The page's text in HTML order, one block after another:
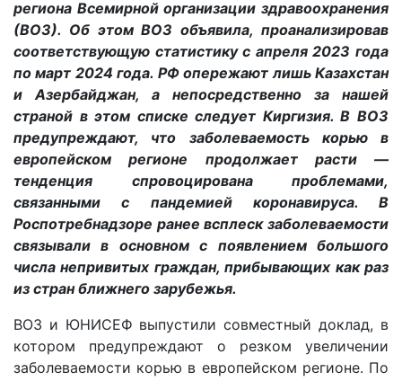
региона Всемирной организации здравоохранения
(ВОЗ). Об этом ВОЗ объявила, проанализировав
соответствующую статистику с апреля 2023 года
по март 2024 года. РФ опережают лишь Казахстан
и Азербайджан, а непосредственно за нашей
страной в этом списке следует Киргизия. В ВОЗ
предупреждают, что заболеваемость корью в
европейском регионе продолжает расти —
тенденция спровоцирована проблемами,
связанными с пандемией коронавируса. В
Роспотребнадзоре ранее всплеск заболеваемости
связывали в основном с появлением большого
числа непривитых граждан, прибывающих как раз
из стран ближнего зарубежья.
ВОЗ и ЮНИСЕФ выпустили совместный доклад, в
котором предупреждают о резком увеличении
заболеваемости корью в европейском регионе. По